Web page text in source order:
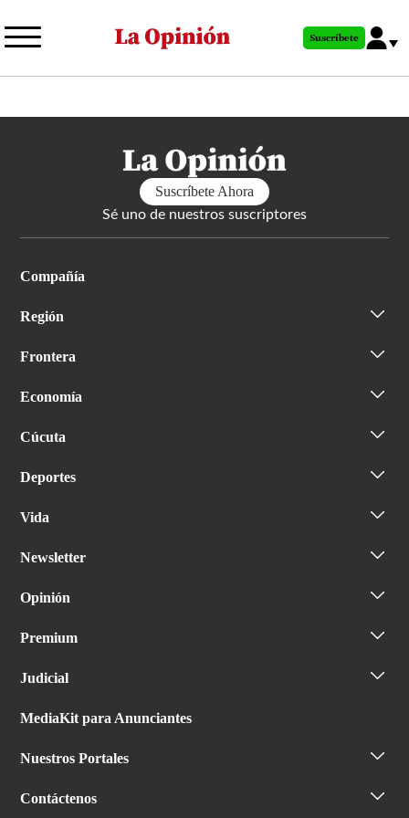
al
principal
Suscríbete
Suscríbete Ahora
Sé uno de nuestros suscriptores
Compañía
Región
Frontera
Economía
Cúcuta
Deportes
Vida
Newsletter
Opinión
Premium
Judicial
MediaKit para Anunciantes
Nuestros Portales
Contáctenos